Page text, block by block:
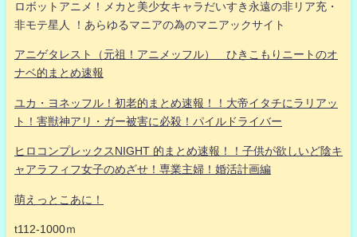
ロボットアニメ！メカと美少女キャラだいすき永遠の非リア充・
非モテ星人 ！あらゆるマニアの為のマニアックサイト
アニゲタレスト（元祖！アニメッフル） ひきこもりニートのオ
ナベ的まとめ速報
ユカ・ヨネッフル！初老的まとめ速報！！大帝イタチにラリアッ
ト！害獣神アリ・ガー被害に必殺！パイルドライバー
ヒロコンプレックスNIGHT 的まとめ速報！！子供が欲しいど陰キ
ャアラフィフ女子のめざせ！専業主婦！婚活計画編
萌えっとこあに！
t112-1000ｍ